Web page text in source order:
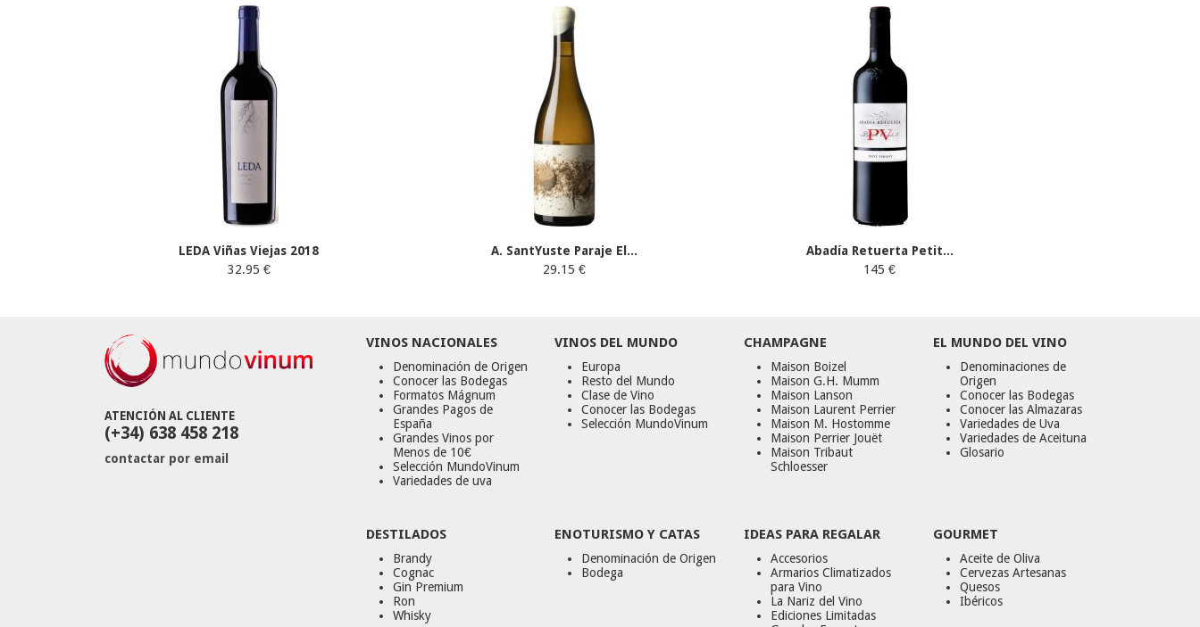
LEDA Viñas Viejas 2018
32.95 €
A. SantYuste Paraje El...
29.15 €
Abadía Retuerta Petit...
145 €
ATENCIÓN AL CLIENTE
(+34) 638 458 218
contactar por email
VINOS NACIONALES
Denominación de Origen
Conocer las Bodegas
Formatos Mágnum
Grandes Pagos de
España
Grandes Vinos por
Menos de 10€
Selección MundoVinum
Variedades de uva
VINOS DEL MUNDO
Europa
Resto del Mundo
Clase de Vino
Conocer las Bodegas
Selección MundoVinum
CHAMPAGNE
Maison Boizel
Maison G.H. Mumm
Maison Lanson
Maison Laurent Perrier
Maison M. Hostomme
Maison Perrier Jouët
Maison Tribaut
Schloesser
EL MUNDO DEL VINO
Denominaciones de
Origen
Conocer las Bodegas
Conocer las Almazaras
Variedades de Uva
Variedades de Aceituna
Glosario
DESTILADOS
Brandy
Cognac
Gin Premium
Ron
Whisky
ENOTURISMO Y CATAS
Denominación de Origen
Bodega
IDEAS PARA REGALAR
Accesorios
Armarios Climatizados
para Vino
La Nariz del Vino
Ediciones Limitadas
GOURMET
Aceite de Oliva
Cervezas Artesanas
Quesos
Ibéricos